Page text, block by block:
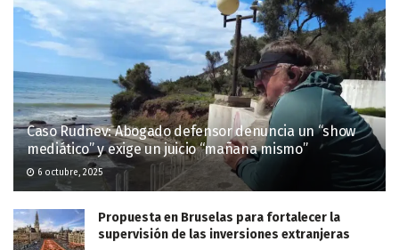
Caso Rudnev: Abogado defensor denuncia un “show
mediático” y exige un juicio “mañana mismo”
6 octubre, 2025
Propuesta en Bruselas para fortalecer la
supervisión de las inversiones extranjeras